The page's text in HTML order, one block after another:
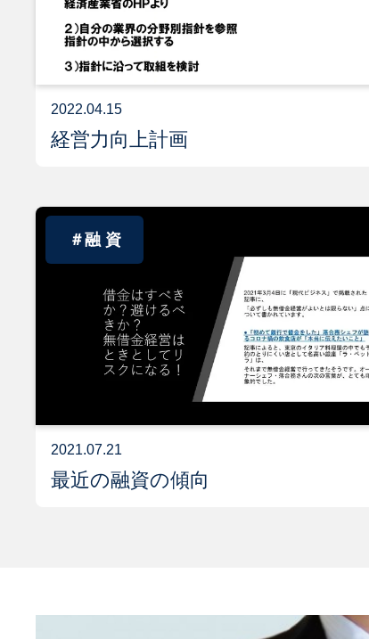
入会はこちら
2022.04.15
経営力向上計画
＃融 資
2021.07.21
最近の融資の傾向